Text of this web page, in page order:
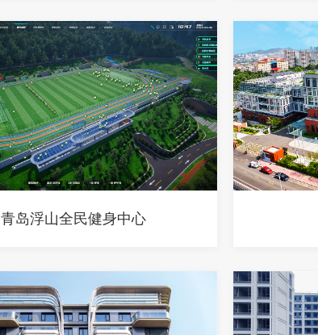
青岛浮山全民健身中心